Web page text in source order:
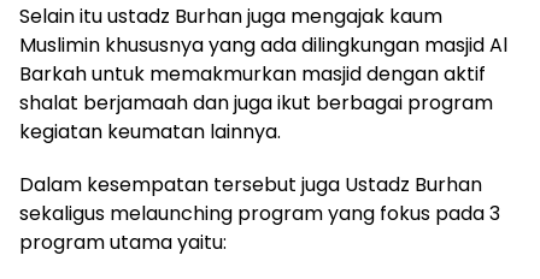
Selain itu ustadz Burhan juga mengajak kaum
Muslimin khususnya yang ada dilingkungan masjid Al
Barkah untuk memakmurkan masjid dengan aktif
shalat berjamaah dan juga ikut berbagai program
kegiatan keumatan lainnya.
Dalam kesempatan tersebut juga Ustadz Burhan
sekaligus melaunching program yang fokus pada 3
program utama yaitu: